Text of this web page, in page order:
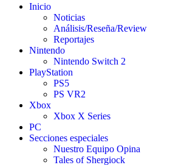
Inicio
Noticias
Análisis/Reseña/Review
Reportajes
Nintendo
Nintendo Switch 2
PlayStation
PS5
PS VR2
Xbox
Xbox X Series
PC
Secciones especiales
Nuestro Equipo Opina
Tales of Shergiock